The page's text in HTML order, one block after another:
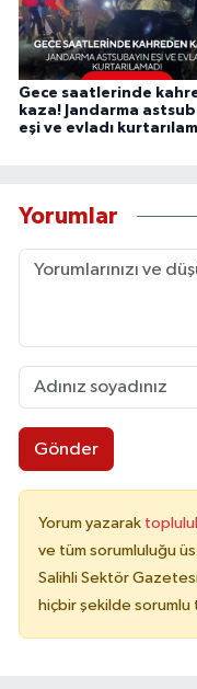
Gece saatlerinde
kaza! Jandarma
eşi ve evladı
Yorumlar
Gönder
Yorum yazarak
ve tüm sorumluluğu
Salihli Sektör
hiçbir şekilde sorumlu